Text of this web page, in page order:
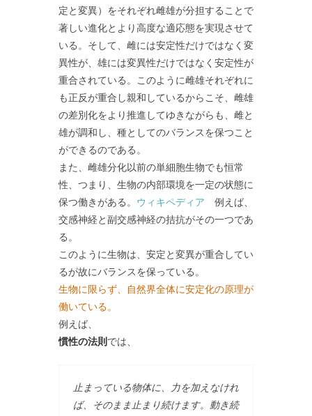
定と変異）をそれぞれ雌雄が分担することで
著しい進化とより高度な適応態を実現させて
いる。そして、雌には安定性だけではなく変
異性が、雄には変異性だけではなく安定性が
重合されている。このように雌雄それぞれに
も正反が重合し親和しているからこそ、雌雄
の差別化をより推進してゆきながらも、雌と
雄が調和し、種としてのバランスを保つこと
ができるのである。
また、雌雄分化以前の単細胞生物でも恒常
性、つまり、生物の内部環境を一定の状態に
保つ働きがある。 ウィキペディア 例えば、
交感神経と副交感神経の拮抗がその一つであ
る。
このように生物は、安定と変異が重合してい
るが故にバランスを保っている。
生物に限らず、自然界全体に安定化の原理が
働いている。
例えば、
慣性の法則 では、
止まっている物体に、力を加えなけれ
ば、そのまま止まり続けます。動き続